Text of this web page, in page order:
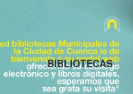
BIBLIOTECAS